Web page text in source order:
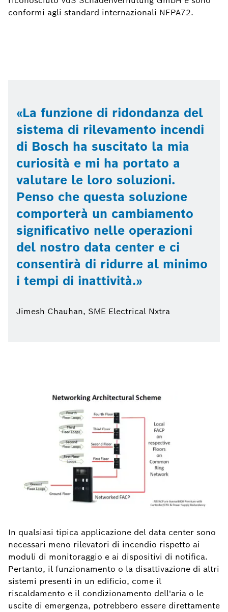
conformi agli standard internazionali NFPA72.
La funzione di ridondanza del
sistema di rilevamento incendi
di Bosch ha suscitato la mia
curiosità e mi ha portato a
valutare le loro soluzioni.
Penso che questa soluzione
comporterà un cambiamento
significativo nelle operazioni
del nostro data center e ci
consentirà di ridurre al minimo
i tempi di inattività.
Jimesh Chauhan, SME Electrical Nxtra
In qualsiasi tipica applicazione del data center sono
necessari meno rilevatori di incendio rispetto ai
moduli di monitoraggio e ai dispositivi di notifica.
Pertanto, il funzionamento o la disattivazione di altri
sistemi presenti in un edificio, come il
riscaldamento e il condizionamento dell'aria o le
uscite di emergenza, potrebbero essere direttamente